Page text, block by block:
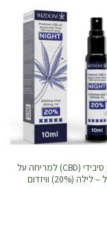
תרסיס שמן סיבידי (CBD) למריחה על
העור 10 מ"ל – לילה (20%) וויזדום